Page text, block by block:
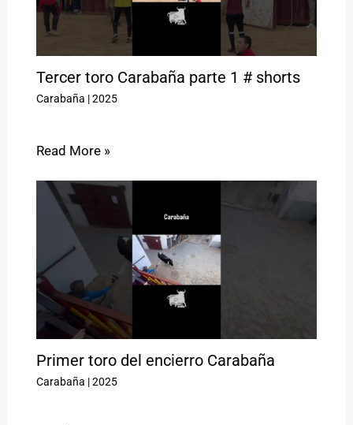
Tercer toro Carabaña parte 1 # shorts
Carabaña |2025
Read More »
Primer toro del encierro Carabaña
Carabaña |2025